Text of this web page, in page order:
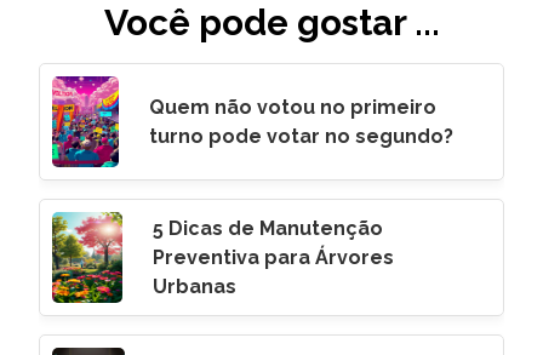
Você pode gostar ...
Quem não votou no primeiro
turno pode votar no segundo?
5 Dicas de Manutenção
Preventiva para Árvores
Urbanas